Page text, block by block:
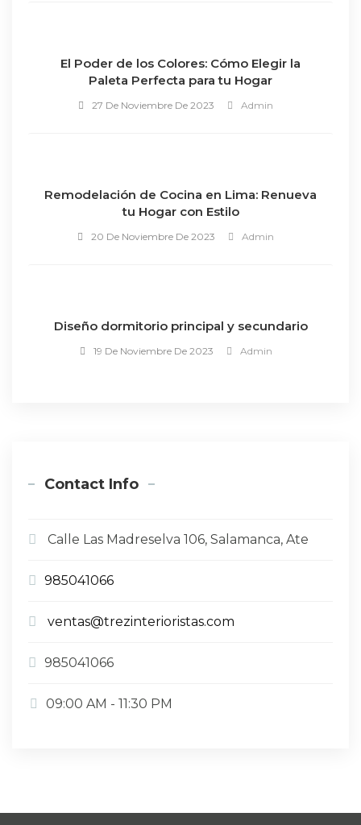
El Poder de los Colores: Cómo Elegir la
Paleta Perfecta para tu Hogar
27 De Noviembre De 2023 Admin
Remodelación de Cocina en Lima: Renueva
tu Hogar con Estilo
20 De Noviembre De 2023 Admin
Diseño dormitorio principal y secundario
19 De Noviembre De 2023 Admin
Contact Info
Calle Las Madreselva 106, Salamanca, Ate
985041066
ventas@trezinterioristas.com
985041066
09:00 AM - 11:30 PM